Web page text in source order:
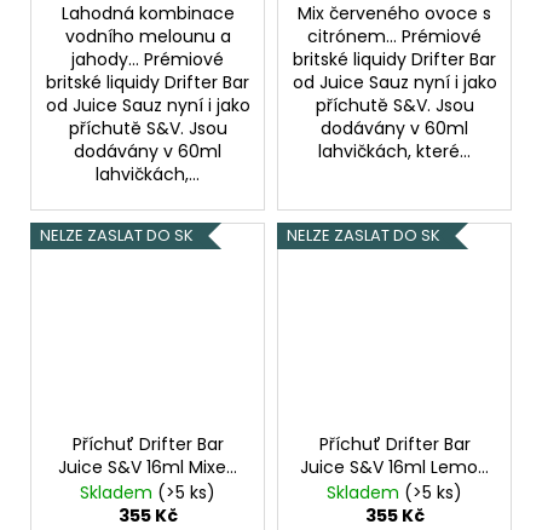
Lahodná kombinace
vodního melounu a
jahody... Prémiové
britské liquidy Drifter Bar
od Juice Sauz nyní i jako
příchutě S&V. Jsou
dodávány v 60ml
lahvičkách,...
Mix červeného ovoce s
citrónem... Prémiové
britské liquidy Drifter Bar
od Juice Sauz nyní i jako
příchutě S&V. Jsou
dodávány v 60ml
lahvičkách, které...
NELZE ZASLAT DO SK
Příchuť Drifter Bar
Juice S&V 16ml Mixed
Berry Menthol
Skladem (>5 ks)
355 Kč
NELZE ZASLAT DO SK
Příchuť Drifter Bar
Juice S&V 16ml Lemon
and Blue Raspberry
Skladem (>5 ks)
355 Kč